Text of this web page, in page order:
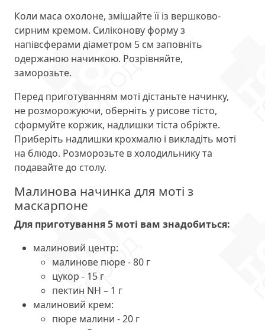
Коли маса охолоне, змішайте її із вершково-
сирним кремом. Силіконову форму з
напівсферами діаметром 5 см заповніть
одержаною начинкою. Розрівняйте,
заморозьте.
Перед приготуванням моті дістаньте начинку,
не розморожуючи, оберніть у рисове тісто,
сформуйте коржик, надлишки тіста обріжте.
Приберіть надлишки крохмалю і викладіть моті
на блюдо. Розморозьте в холодильнику та
подавайте до столу.
Малинова начинка для моті з
маскарпоне
Для приготування 5 моті вам знадобиться:
малиновий центр:
малинове пюре - 80 г
цукор - 15 г
пектин NH – 1 г
малиновий крем:
пюре малини - 20 г